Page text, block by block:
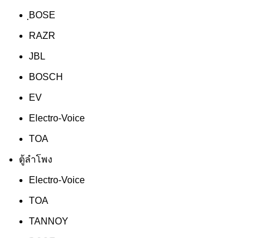
ฺBOSE
RAZR
JBL
BOSCH
EV
Electro-Voice
TOA
ตู้ลำโพง
Electro-Voice
TOA
TANNOY